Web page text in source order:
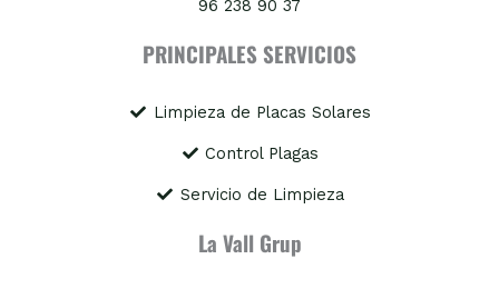
96 238 90 37
PRINCIPALES SERVICIOS
Limpieza de Placas Solares
Control Plagas
Servicio de Limpieza
La Vall Grup